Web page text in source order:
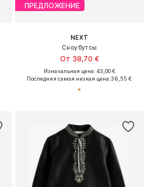
ПРЕДЛОЖЕНИЕ
NEXT
Сноубутсы
От 38,70 €
Изначальная цена: 43,00 €
Последняя самая низкая цена:36,55 €